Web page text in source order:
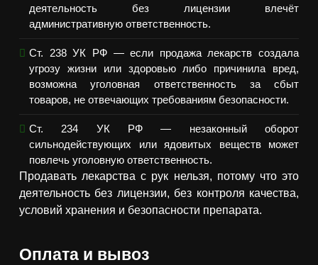
деятельность без лицензии влечёт
административную ответственность.
Ст. 238 УК РФ — если продажа лекарств создала
угрозу жизни или здоровью либо причинила вред,
возможна уголовная ответственность за сбыт
товаров, не отвечающих требованиям безопасности.
Ст. 234 УК РФ — незаконный оборот
сильнодействующих или ядовитых веществ может
повлечь уголовную ответственность.
Продавать лекарства с рук нельзя, потому что это
деятельность без лицензии, без контроля качества,
условий хранения и безопасности препарата.
Оплата и вывоз